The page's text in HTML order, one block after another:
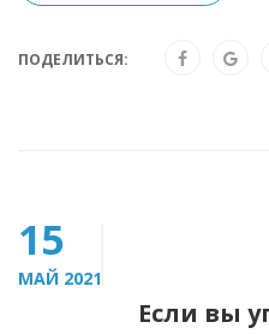
ПОДЕЛИТЬСЯ:
15
МАЙ 2021
Если вы